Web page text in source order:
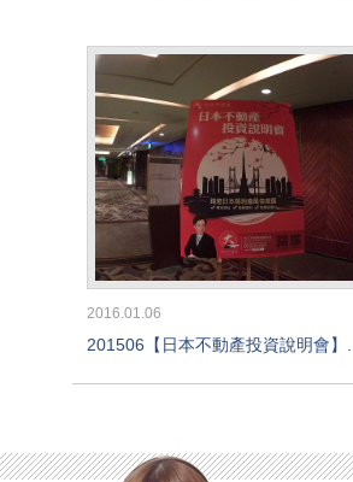
2016.01.06
201506【日本不動產投資說明會】...